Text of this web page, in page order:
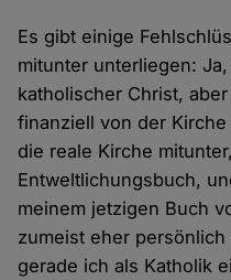
Es gibt einige
mitunter unterliegen:
katholischer Christ,
finanziell von der
die reale Kirche
Entweltlichungsbuch,
meinem jetzigen Buch
zumeist eher
gerade ich als Katholik